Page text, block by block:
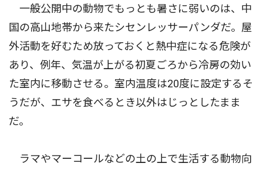
一般公開中の動物でもっとも暑さに弱いのは、中
国の高山地帯から来たシセンレッサーパンダだ。屋
外活動を好むため放っておくと熱中症になる危険が
あり、例年、気温が上がる初夏ごろから冷房の効い
た室内に移動させる。室内温度は20度に設定するそ
うだが、エサを食べるとき以外はじっとしたまま
だ。
ラマやマーコールなどの土の上で生活する動物向